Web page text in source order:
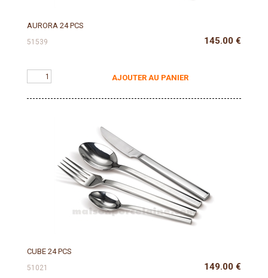
AURORA 24 PCS
51539 145.00 €
AJOUTER AU PANIER
CUBE 24 PCS
51021 149.00 €